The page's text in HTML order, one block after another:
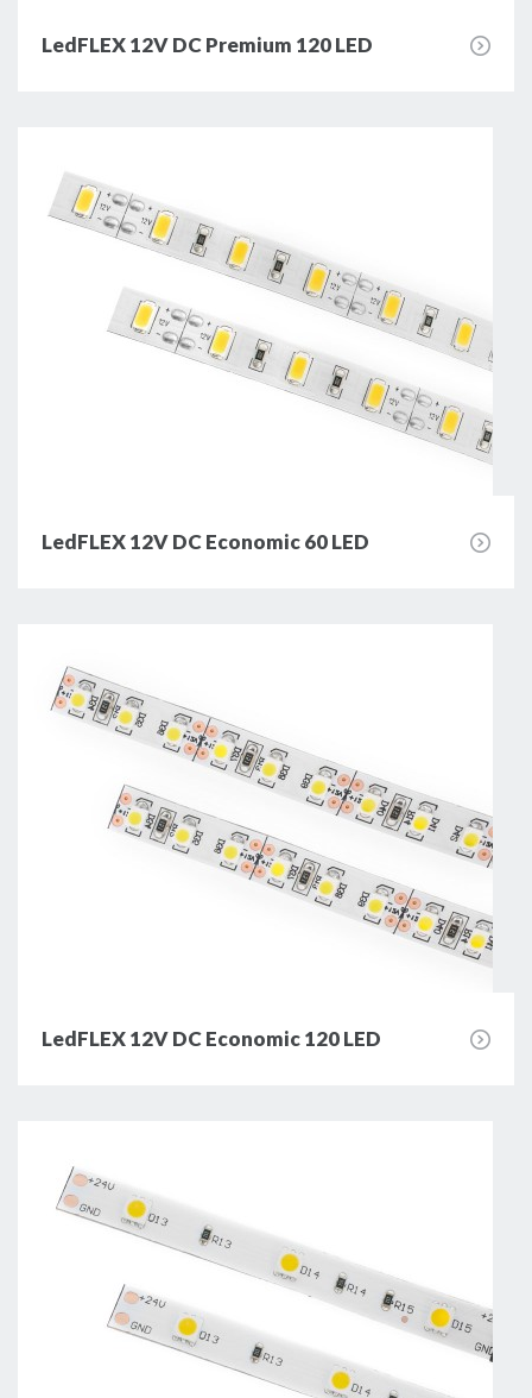
LedFLEX 12V DC Premium 120 LED
LedFLEX 12V DC Economic 60 LED
LedFLEX 12V DC Economic 120 LED